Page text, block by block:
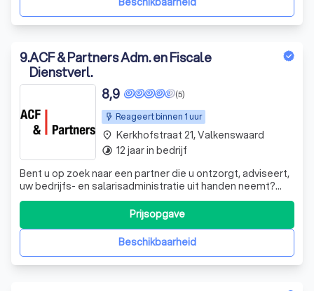
9.ACF & Partners Adm. en Fiscale
Dienstverl.
Reageert binnen 1 uur
(5)
8,9
Bent u op zoek naar een partner die u ontzorgt, adviseert,
uw bedrijfs- en salarisadministratie uit handen neemt?
ACF & Partners gaan voor een persoonlijke aanpak en
hebben alle disciplines in huis
Beschikbaarheid
Prijsopgave
place Kerkhofstraat 21, Valkenswaard
timelapse 12 jaar in bedrijf